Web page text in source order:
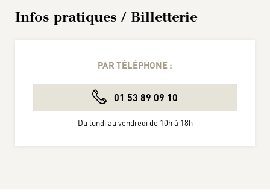
Infos pratiques / Billetterie
PAR TÉLÉPHONE :
01 53 89 09 10
Du lundi au vendredi de 10h à 18h